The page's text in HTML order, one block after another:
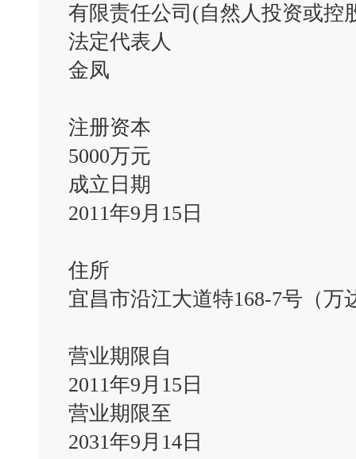
有限责任公司(自然人投资或控
法定代表人
金凤
注册资本
5000万元
成立日期
2011年9月15日
住所
宜昌市沿江大道特168-7号（万
营业期限自
2011年9月15日
营业期限至
2031年9月14日